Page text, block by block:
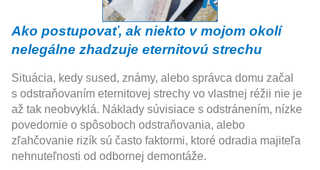
Ako postupovať, ak niekto v mojom okolí
nelegálne zhadzuje eternitovú strechu
Situácia, kedy sused, známy, alebo správca domu začal
s odstraňovaním eternitovej strechy vo vlastnej réžii nie je
až tak neobvyklá. Náklady súvisiace s odstránením, nízke
povedomie o spôsoboch odstraňovania, alebo
zľahčovanie rizík sú často faktormi, ktoré odradia majiteľa
nehnuteľnosti od odbornej demontáže.